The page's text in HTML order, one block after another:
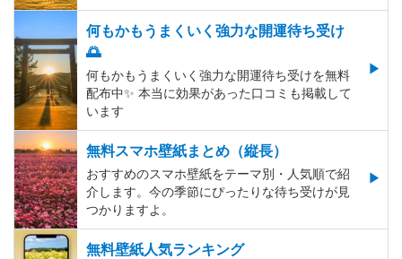
何もかもうまくいく強力な開運待ち受け
🌅
何もかもうまくいく強力な開運待ち受けを無料
配布中✨️ 本当に効果があった口コミも掲載して
います
無料スマホ壁紙まとめ（縦長）
おすすめのスマホ壁紙をテーマ別・人気順で紹
介します。今の季節にぴったりな待ち受けが見
つかりますよ。
無料壁紙人気ランキング